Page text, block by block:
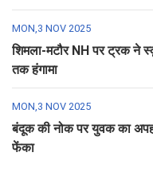
MON,3 NOV 2025
शिमला-मटौर NH पर ट्रक ने
तक हंगामा
MON,3 NOV 2025
बंदूक की नोक पर युवक का
फेंका